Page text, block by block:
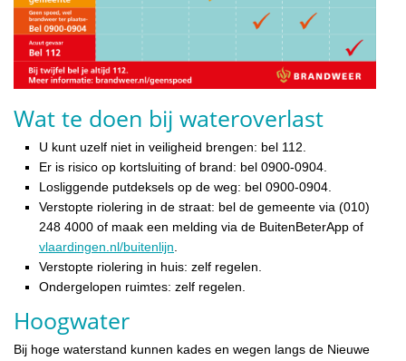
Wat te doen bij wateroverlast
U kunt uzelf niet in veiligheid brengen: bel 112.
Er is risico op kortsluiting of brand: bel 0900-0904.
Losliggende putdeksels op de weg: bel 0900-0904.
Verstopte riolering in de straat: bel de gemeente via (010)
248 4000 of maak een melding via de BuitenBeterApp of
vlaardingen.nl/buitenlijn.
Verstopte riolering in huis: zelf regelen.
Ondergelopen ruimtes: zelf regelen.
Hoogwater
Bij hoge waterstand kunnen kades en wegen langs de Nieuwe